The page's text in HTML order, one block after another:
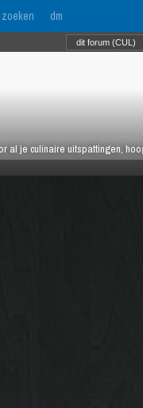
zoeken dm
al je culinaire uitspattingen,